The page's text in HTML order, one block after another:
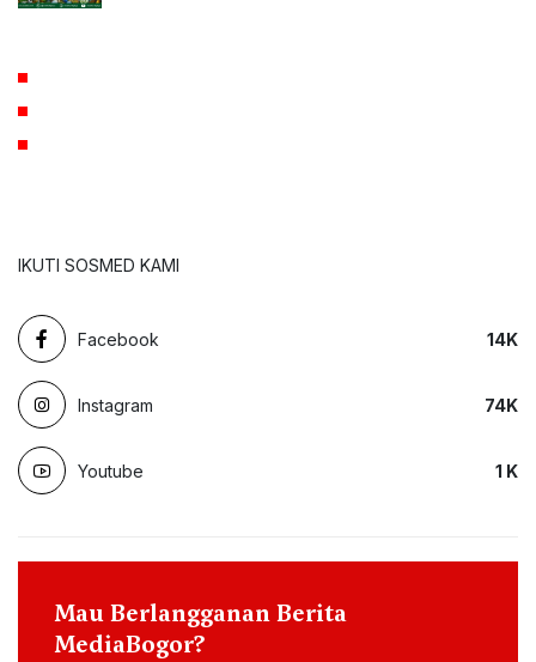
IKUTI SOSMED KAMI
Facebook 14K
Instagram 74K
Youtube 1 K
Mau Berlangganan Berita
MediaBogor?